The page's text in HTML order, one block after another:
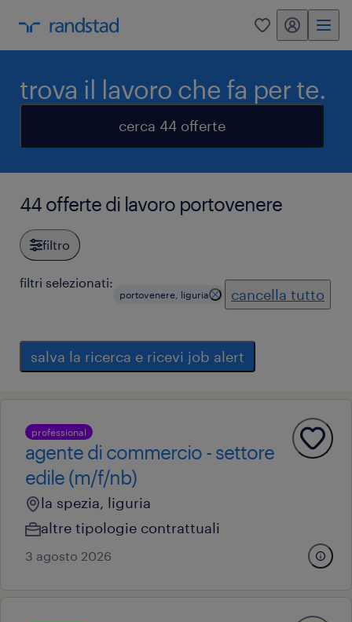
0 my randstad
trova il lavoro che fa per te.
cerca 44 offerte
44 offerte di lavoro portovenere
filtro
filtri selezionati:
portovenere, liguria cancella tutto
salva la ricerca e ricevi job alert
professional
agente di commercio - settore
edile (m/f/nb)
la spezia, liguria
altre tipologie contrattuali
3 agosto 2026